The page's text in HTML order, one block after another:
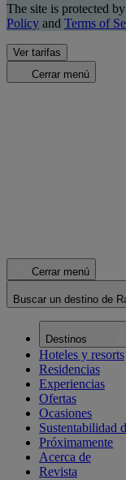
The site is protected
Policy and Terms of
Ver tarifas
Cerrar menú
Cerrar menú
Buscar un destino de
Destinos
Hoteles y resorts
Residencias
Experiencias
Ofertas
Ocasiones
Sustentabilidad
Próximamente
Acerca de
Revista